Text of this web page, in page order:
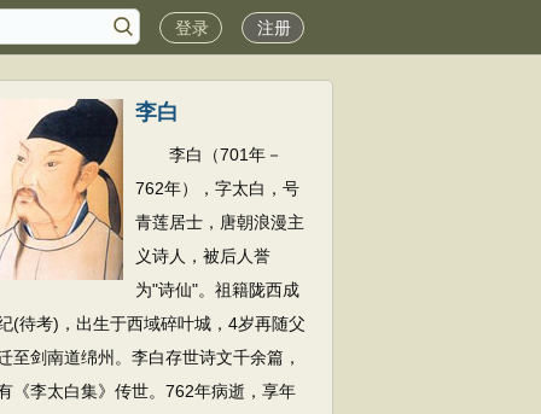
登录 注册
李白
李白（701年－
762年），字太白，号
青莲居士，唐朝浪漫主
义诗人，被后人誉
为"诗仙"。祖籍陇西成
(待考)，出生于西域碎叶城，4岁再随父
至剑南道绵州。李白存世诗文千余篇，
《李太白集》传世。762年病逝，享年